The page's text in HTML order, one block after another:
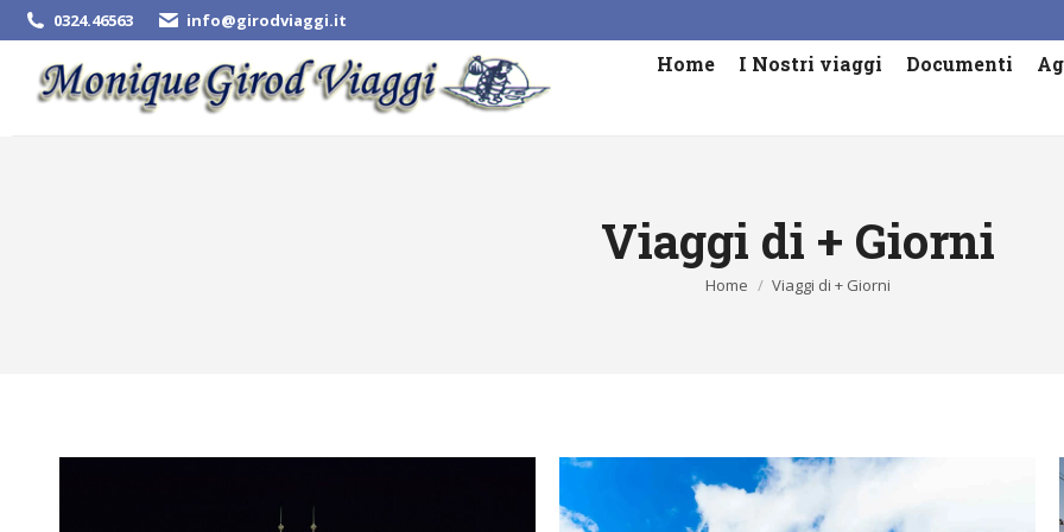
0324.46563 info@girodviaggi.it
Home I Nostri viaggi Documenti
Viaggi di + Giorni
Tu sei qui:
Home Viaggi di + Giorni